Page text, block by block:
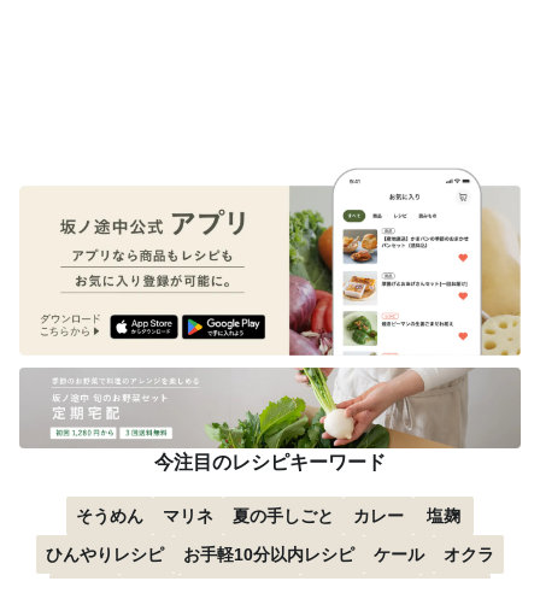
今注目のレシピキーワード
そうめん マリネ 夏の手しごと カレー
塩麹
ひんやりレシピ
お手軽10分以内レシピ ケール
オクラ